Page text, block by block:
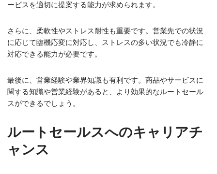
ービスを適切に提案する能力が求められます。
さらに、柔軟性やストレス耐性も重要です。営業先での状況
に応じて臨機応変に対応し、ストレスの多い状況でも冷静に
対応できる能力が必要です。
最後に、営業経験や業界知識も有利です。商品やサービスに
関する知識や営業経験があると、より効果的なルートセール
スができるでしょう。
ルートセールスへのキャリアチ
ャンス